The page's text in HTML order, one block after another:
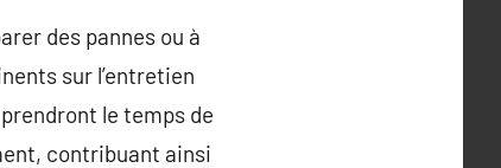
des pannes ou à
sur l’entretien
le temps de
contribuant ainsi